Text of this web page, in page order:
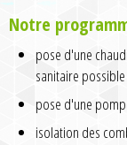
Notre
pose d'une
sanitaire
pose d'une
isolation des